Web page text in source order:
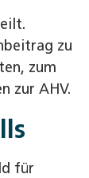
zu
zum
zur AHV.
für